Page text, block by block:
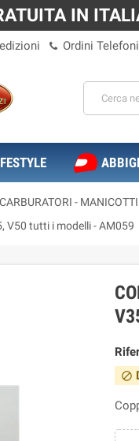
IN
Ordini
CARBURATORI -
V50 tutti i modelli - AM059
block